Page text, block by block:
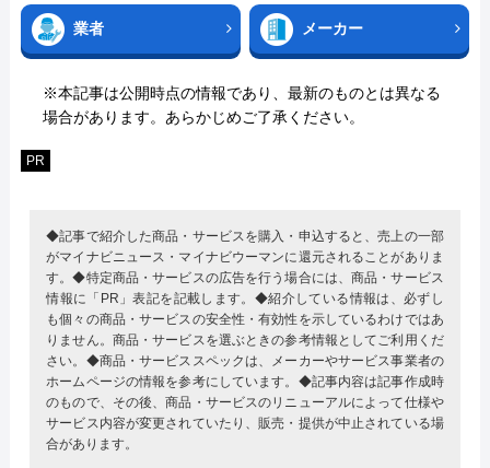
業者 メーカー
※本記事は公開時点の情報であり、最新のものとは異なる
場合があります。あらかじめご了承ください。
PR
◆記事で紹介した商品・サービスを購入・申込すると、売上の一部
がマイナビニュース・マイナビウーマンに還元されることがありま
す。◆特定商品・サービスの広告を行う場合には、商品・サービス
情報に「PR」表記を記載します。◆紹介している情報は、必ずし
も個々の商品・サービスの安全性・有効性を示しているわけではあ
りません。商品・サービスを選ぶときの参考情報としてご利用くだ
さい。◆商品・サービススペックは、メーカーやサービス事業者の
ホームページの情報を参考にしています。◆記事内容は記事作成時
のもので、その後、商品・サービスのリニューアルによって仕様や
サービス内容が変更されていたり、販売・提供が中止されている場
合があります。